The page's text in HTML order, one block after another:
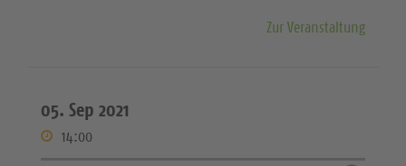
Zur Veranstaltung
05. Sep 2021
14:00